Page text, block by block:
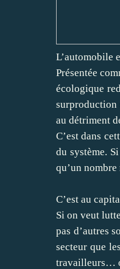
L’automobile
Présentée
écologique
surproduction
au détriment
C’est dans
du système.
qu’un
C’est au
Si on veut
pas d’autres
secteur que
travailleurs…